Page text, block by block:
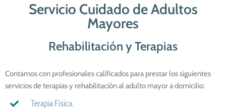
Servicio Cuidado de Adultos
Mayores
Rehabilitación y Terapias
Contamos con profesionales calificados para prestar los siguientes
servicios de terapias y rehabilitación al adulto mayor a domicilio:
Terapia Física.